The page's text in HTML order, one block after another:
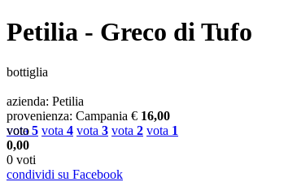
Petilia - Greco di Tufo
bottiglia
azienda: Petilia
provenienza: Campania € 16,00
vota5 vota 4 vota 3 vota 2 vota 1
voto
0,00
0 voti
condividi su Facebook